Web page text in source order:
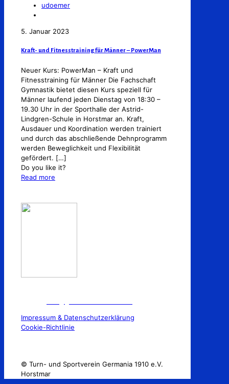
udoemer
5. Januar 2023
Kraft- und Fitnesstraining für Männer – PowerMan
Neuer Kurs: PowerMan – Kraft und
Fitnesstraining für Männer Die Fachschaft
Gymnastik bietet diesen Kurs speziell für
Männer laufend jeden Dienstag von 18:30 –
19.30 Uhr in der Sporthalle der Astrid-
Lindgren-Schule in Horstmar an. Kraft,
Ausdauer und Koordination werden trainiert
und durch das abschließende Dehnprogramm
werden Beweglichkeit und Flexibilität
gefördert. […]
Do you like it?
Read more
Impressum & Datenschutzerklärung
Cookie-Richtlinie
© Turn- und Sportverein Germania 1910 e.V.
Horstmar